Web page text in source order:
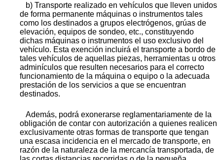
b) Transporte realizado en vehículos que lleven unidos
de forma permanente máquinas o instrumentos tales
como los destinados a grupos electrógenos, grúas de
elevación, equipos de sondeo, etc., constituyendo
dichas máquinas o instrumentos el uso exclusivo del
vehículo. Esta exención incluirá el transporte a bordo de
tales vehículos de aquellas piezas, herramientas u otros
adminículos que resulten necesarios para el correcto
funcionamiento de la máquina o equipo o la adecuada
prestación de los servicios a que se encuentran
destinados.
Además, podrá exonerarse reglamentariamente de la
obligación de contar con autorización a quienes realicen
exclusivamente otras formas de transporte que tengan
una escasa incidencia en el mercado de transporte, en
razón de la naturaleza de la mercancía transportada, de